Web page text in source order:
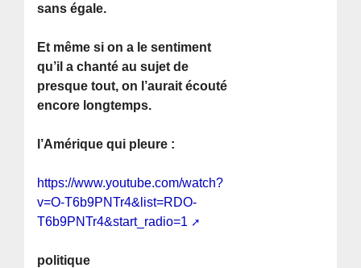
sans égale.
Et même si on a le sentiment
qu’il a chanté au sujet de
presque tout, on l’aurait écouté
encore longtemps.
l’Amérique qui pleure :
https://www.youtube.com/watch?
v=O-T6b9PNTr4&list=RDO-
T6b9PNTr4&start_radio=1
politique